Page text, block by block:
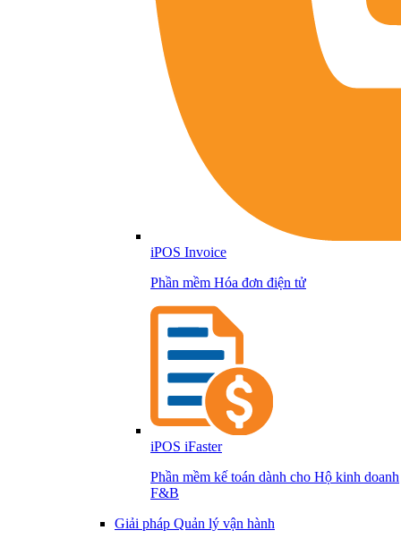
iPOS Invoice
Phần mềm Hóa đơn điện tử
iPOS iFaster
Phần mềm kế toán dành cho Hộ kinh doanh
F&B
Giải pháp Quản lý vận hành